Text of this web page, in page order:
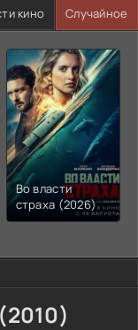
кино Случайное
Во власти
страха (2026)